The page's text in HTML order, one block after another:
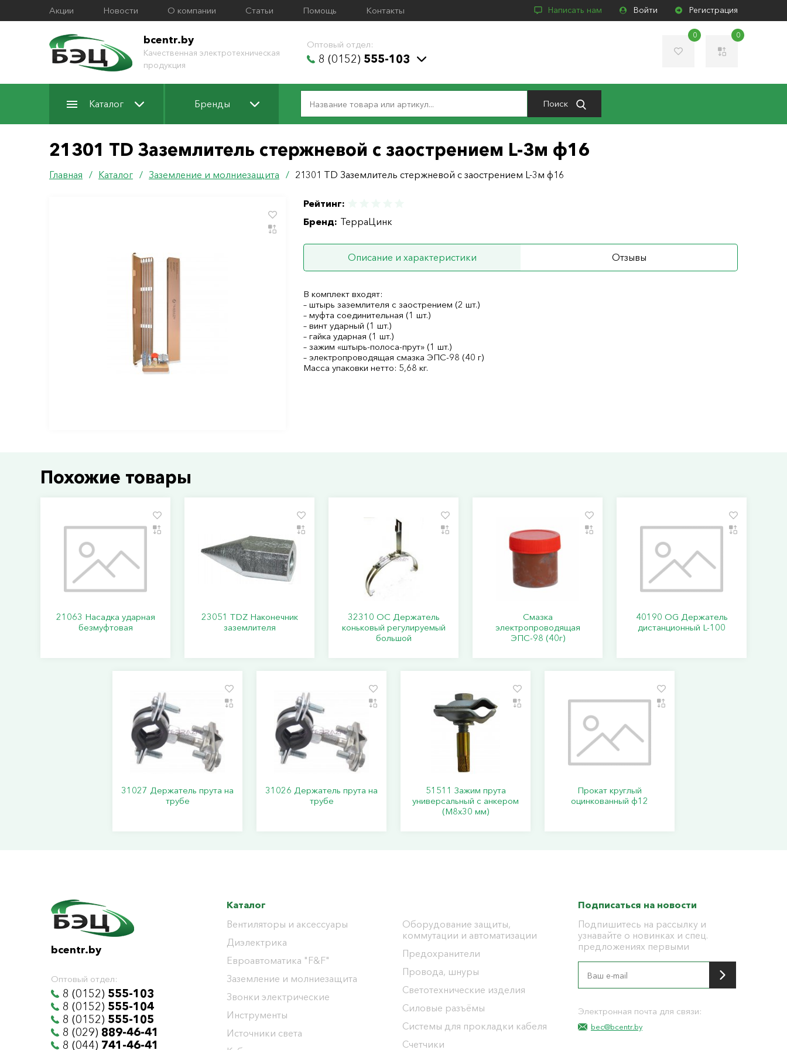
Акции Новости О компании Статьи Помощь Контакты Написать нам Войти Регистрация
bcentr.by
Качественная электротехническая
продукция
Оптовый отдел:
8 (0152) 555-103
0 0
Каталог Бренды Поиск
21301 TD Заземлитель стержневой c заострением L-3м ф16
Главная / Каталог / Заземление и молниезащита / 21301 TD Заземлитель стержневой c заострением L-3м ф16
Рейтинг:
Бренд: ТерраЦинк
Описание и характеристики Отзывы
В комплект входят:
– штырь заземлителя с заострением (2 шт.)
– муфта соединительная (1 шт.)
– винт ударный (1 шт.)
– гайка ударная (1 шт.)
– зажим «штырь-полоса-прут» (1 шт.)
– электропроводящая смазка ЭПС-98 (40 г)
Масса упаковки нетто: 5,68 кг.
Похожие товары
21063 Насадка ударная
безмуфтовая
23051 TDZ Наконечник
заземлителя
32310 ОС Держатель
коньковый регулируемый
большой
Смазка
электропроводящая
ЭПС-98 (40г)
40190 ОG Держатель
дистанционный L-100
31027 Держатель прута на
трубе
31026 Держатель прута на
трубе
51511 Зажим прута
универсальный с анкером
(M8x30 мм)
Прокат круглый
оцинкованный ф12
bcentr.by
Оптовый отдел:
8 (0152) 555-103
8 (0152) 555-104
8 (0152) 555-105
8 (029) 889-46-41
8 (044) 741-46-41
Каталог
Вентиляторы и аксессуары
Диэлектрика
Евроавтоматика "F&F"
Заземление и молниезащита
Звонки электрические
Инструменты
Источники света
Оборудование защиты,
коммутации и автоматизации
Предохранители
Провода, шнуры
Светотехнические изделия
Силовые разъёмы
Системы для прокладки кабеля
Счетчики
Подписаться на новости
Подпишитесь на рассылку и
узнавайте о новинках и спец.
предложениях первыми
Электронная почта для связи:
bec@bcentr.by